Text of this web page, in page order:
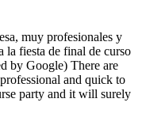
muy profesionales y
la fiesta de final de curso
by Google) There are
and quick to
party and it will surely